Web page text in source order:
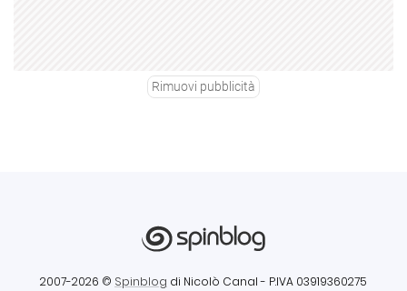
Rimuovi pubblicità
2007-2026 © Spinblog di Nicolò Canal - P.IVA 03919360275